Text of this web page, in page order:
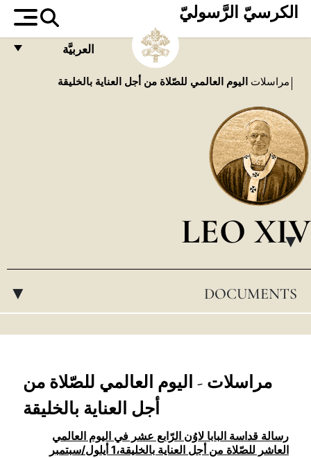
الكرسيّ الرَّسوليّ
العربيَّة
FRANÇAIS
العربيّة
مراسلات اليوم العالمي للصّلاة من أجل العناية بالخليقة
LEO XIV
▸
DOCUMENTS
▸
مراسلات - اليوم العالمي للصّلاة من
أجل العناية بالخليقة
رسالة قداسة البابا لاوُن الرّابع عشر في اليوم العالمي
العاشر للصّلاة من أجل العناية بالخليقة،1 أيلول/سبتمبر